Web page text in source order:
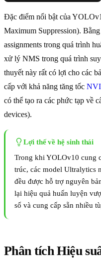
Đặc điểm nổi bật của
Maximum Suppression).
assignments trong quá trình
xử lý NMS trong quá trình
thuyết này rất có lợi cho các
cấp với khả năng tăng tốc
có thể tạo ra các phức tạp về
devices).
Lợi thế về hệ sinh thái
Trong khi YOLOv10 cung
trúc, các model Ultralytics
đều được hỗ trợ nguyên
lại hiệu quả huấn luyện
số và cung cấp sẵn nhiều
Phân tích Hiệu